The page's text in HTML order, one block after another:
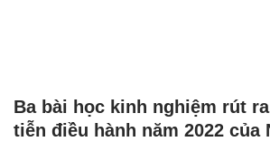
Ba bài học kinh nghiệm rút
tiễn điều hành năm 2022 của